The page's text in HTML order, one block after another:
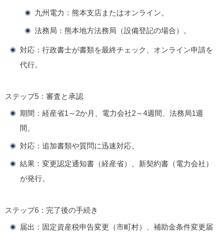
九州電力：熊本支店またはオンライン。
法務局：熊本地方法務局（設備登記の場合）。
対応 ：行政書士が書類を最終チェック、オンライン申請を
代行。
ステップ5：審査と承認
期間 ：経産省1～2か月、電力会社2～4週間、法務局1週
間。
対応 ：追加書類や質問に迅速対応。
結果 ：変更認定通知書（経産省）、新契約書（電力会社）
が発行。
ステップ6：完了後の手続き
届出 ：固定資産税申告変更（市町村）、補助金条件変更届